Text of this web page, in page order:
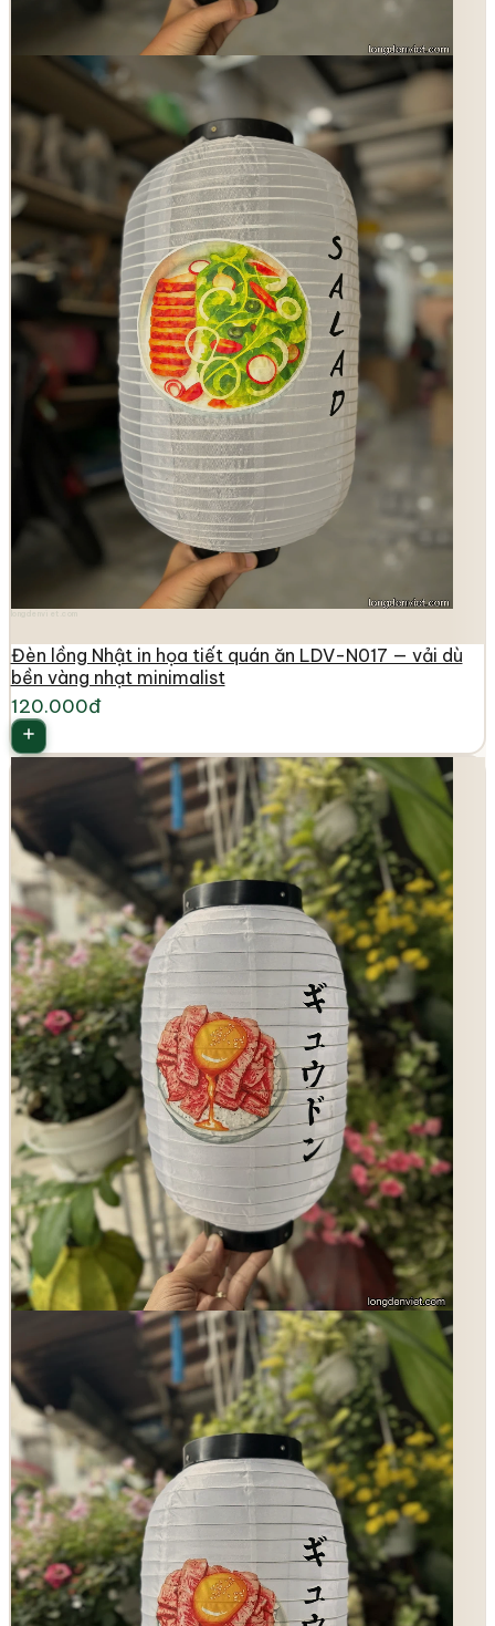
Đèn lồng Nhật in họa tiết quán ăn LDV-N017 — vải dù
bền vàng nhạt minimalist
120.000đ